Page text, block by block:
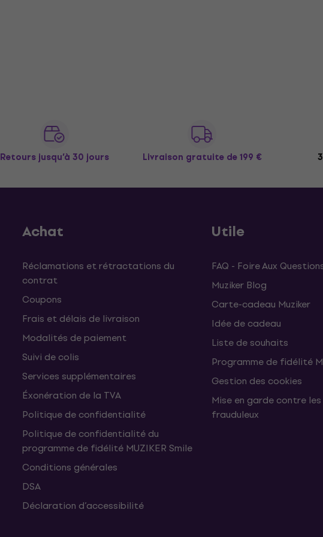
Retours jusqu’à 30 jours Livraison gratuite de 199 €
Achat
Réclamations et rétractations du
contrat
Coupons
Frais et délais de livraison
Modalités de paiement
Suivi de colis
Services supplémentaires
Éxonération de la TVA
Politique de confidentialité
Politique de confidentialité du
programme de fidélité MUZIKER Smile
Conditions générales
DSA
Déclaration d’accessibilité
Utile
FAQ - Foire Aux
Muziker Blog
Carte-cadeau Muziker
Idée de cadeau
Liste de souhaits
Programme de fidélité
Gestion des cookies
Mise en garde contre
frauduleux